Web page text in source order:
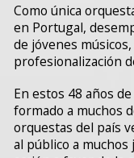
Como única
en Portugal,
de jóvenes
profesionalización
En estos 48 años
formado a muchos
orquestas del país
al público a muchos